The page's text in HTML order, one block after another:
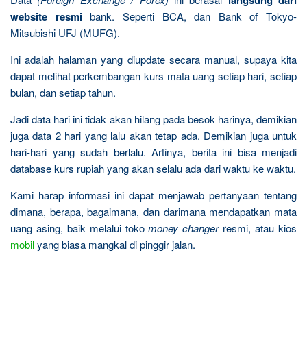
website resmibank. Seperti BCA, dan Bank of Tokyo-
Mitsubishi UFJ (MUFG).
Ini adalah halaman yang diupdate secara manual, supaya kita
dapat melihat perkembangan kurs mata uang setiap hari, setiap
bulan, dan setiap tahun.
Jadi data hari ini tidak akan hilang pada besok harinya, demikian
juga data 2 hari yang lalu akan tetap ada. Demikian juga untuk
hari-hari yang sudah berlalu. Artinya, berita ini bisa menjadi
database kurs rupiah yang akan selalu ada dari waktu ke waktu.
Kami harap informasi ini dapat menjawab pertanyaan tentang
dimana, berapa, bagaimana, dan darimana mendapatkan mata
uang asing, baik melalui tokomoney changerresmi, atau kios
mobilyang biasa mangkal di pinggir jalan.